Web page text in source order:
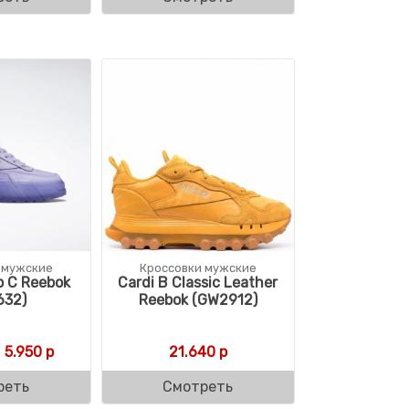
C Reebok
Первоначальная цена составляла 15.864 р.
5.950 рТекущая цена: 5.950 р.
Кроссовки мужские
Cardi B Classic Leather
Reebok (GW2912)
21.640р
Смотреть